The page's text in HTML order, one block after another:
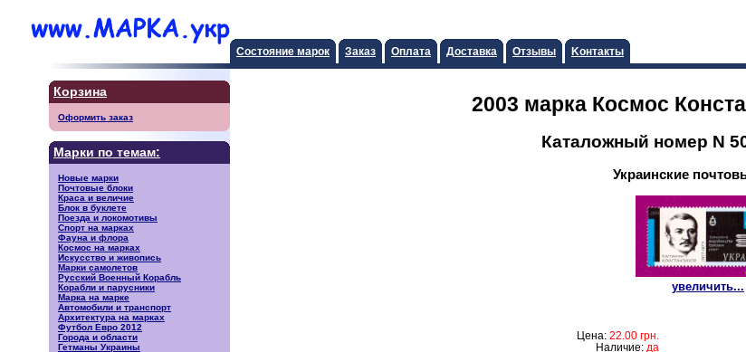
Состояние марок Заказ Оплата Доставка Отзывы Koнтaкты
Корзина
Оформить заказ
Марки по темам:
Новые марки
Почтовые блоки
Краса и величие
Блок в буклете
Поезда и локомотивы
Спорт на марках
Фауна и флора
Космос на марках
Искусство и живопись
Марки самолетов
Русский Военный Корабль
Корабли и парусники
Марка на марке
Автомобили и транспорт
Архитектура на марках
Футбол Евро 2012
Города и области
Гетманы Украины
2003 марка Космос
Каталожный номер N
Украинские
увеличить...
Цена: 22.00 грн.
Наличие: да